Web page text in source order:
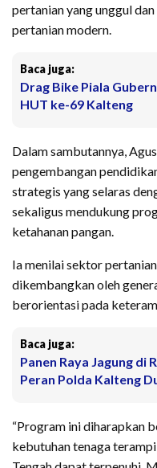
pertanian yang unggul
pertanian modern.
Baca juga:
Drag Bike Piala
HUT ke-69 Kalteng
Dalam sambutannya,
pengembangan
strategis yang selaras
sekaligus mendukung
ketahanan pangan.
Ia menilai sektor
dikembangkan oleh
berorientasi pada
Baca juga:
Panen Raya Jagung
Peran Polda Kalteng
“Program ini diharapkan
kebutuhan tenaga